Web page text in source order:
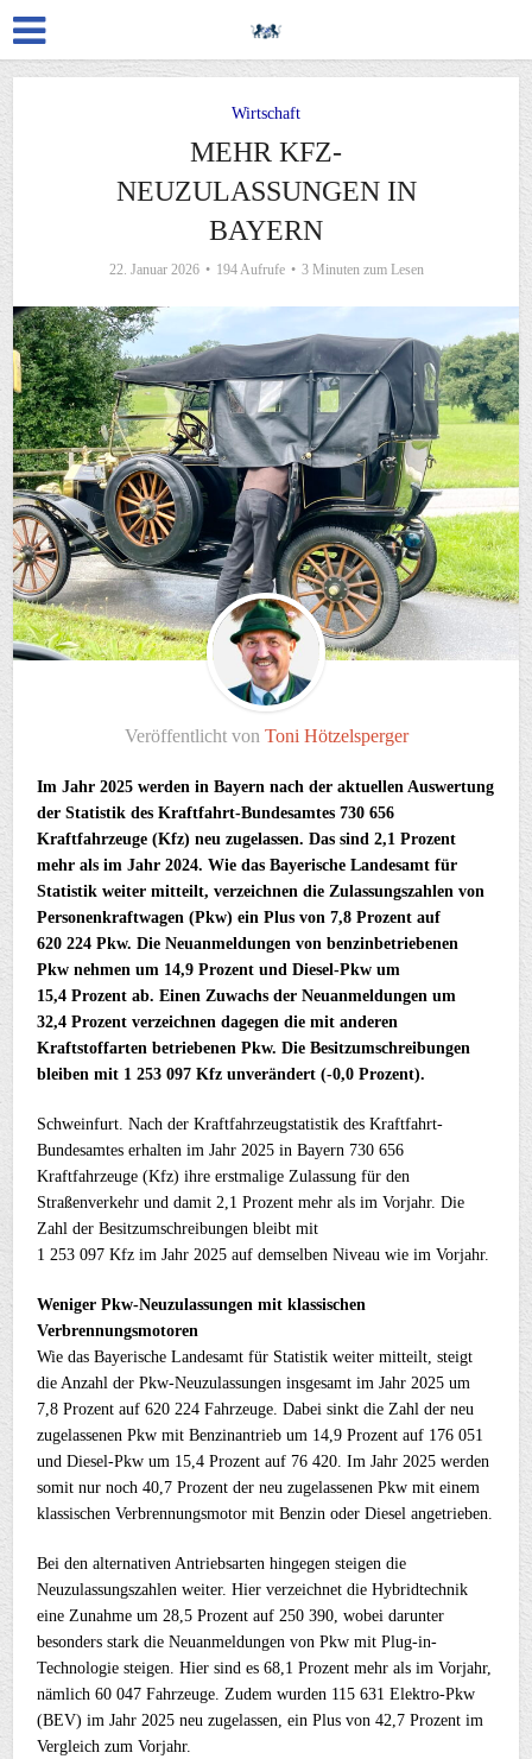
Wirtschaft
MEHR KFZ-
NEUZULASSUNGEN IN
BAYERN
22. Januar 2026 194 Aufrufe 3 Minuten zum Lesen
Veröffentlicht von Toni Hötzelsperger
Im Jahr 2025 werden in Bayern nach der aktuellen Auswertung
der Statistik des Kraftfahrt-Bundesamtes 730 656
Kraftfahrzeuge (Kfz) neu zugelassen. Das sind 2,1 Prozent
mehr als im Jahr 2024. Wie das Bayerische Landesamt für
Statistik weiter mitteilt, verzeichnen die Zulassungszahlen von
Personenkraftwagen (Pkw) ein Plus von 7,8 Prozent auf
620 224 Pkw. Die Neuanmeldungen von benzinbetriebenen
Pkw nehmen um 14,9 Prozent und Diesel-Pkw um
15,4 Prozent ab. Einen Zuwachs der Neuanmeldungen um
32,4 Prozent verzeichnen dagegen die mit anderen
Kraftstoffarten betriebenen Pkw. Die Besitzumschreibungen
bleiben mit 1 253 097 Kfz unverändert (-0,0 Prozent).
Schweinfurt. Nach der Kraftfahrzeugstatistik des Kraftfahrt-
Bundesamtes erhalten im Jahr 2025 in Bayern 730 656
Kraftfahrzeuge (Kfz) ihre erstmalige Zulassung für den
Straßenverkehr und damit 2,1 Prozent mehr als im Vorjahr. Die
Zahl der Besitzumschreibungen bleibt mit
1 253 097 Kfz im Jahr 2025 auf demselben Niveau wie im Vorjahr.
Weniger Pkw-Neuzulassungen mit klassischen
Verbrennungsmotoren
Wie das Bayerische Landesamt für Statistik weiter mitteilt, steigt
die Anzahl der Pkw-Neuzulassungen insgesamt im Jahr 2025 um
7,8 Prozent auf 620 224 Fahrzeuge. Dabei sinkt die Zahl der neu
zugelassenen Pkw mit Benzinantrieb um 14,9 Prozent auf 176 051
und Diesel-Pkw um 15,4 Prozent auf 76 420. Im Jahr 2025 werden
somit nur noch 40,7 Prozent der neu zugelassenen Pkw mit einem
klassischen Verbrennungsmotor mit Benzin oder Diesel angetrieben.
Bei den alternativen Antriebsarten hingegen steigen die
Neuzulassungszahlen weiter. Hier verzeichnet die Hybridtechnik
eine Zunahme um 28,5 Prozent auf 250 390, wobei darunter
besonders stark die Neuanmeldungen von Pkw mit Plug-in-
Technologie steigen. Hier sind es 68,1 Prozent mehr als im Vorjahr,
nämlich 60 047 Fahrzeuge. Zudem wurden 115 631 Elektro-Pkw
(BEV) im Jahr 2025 neu zugelassen, ein Plus von 42,7 Prozent im
Vergleich zum Vorjahr.